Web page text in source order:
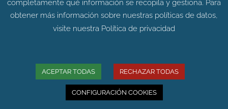
completamente qué información se recopila y gestiona. Para
obtener más información sobre nuestras políticas de datos,
visite nuestra Política de privacidad
ACEPTAR TODAS RECHAZAR TODAS
CONFIGURACIÓN COOKIES